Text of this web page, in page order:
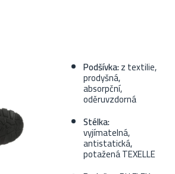
Podšívka:z textilie,
prodyšná,
absorpční,
oděruvzdorná
Stélka:
vyjímatelná,
antistatická,
potažená TEXELLE